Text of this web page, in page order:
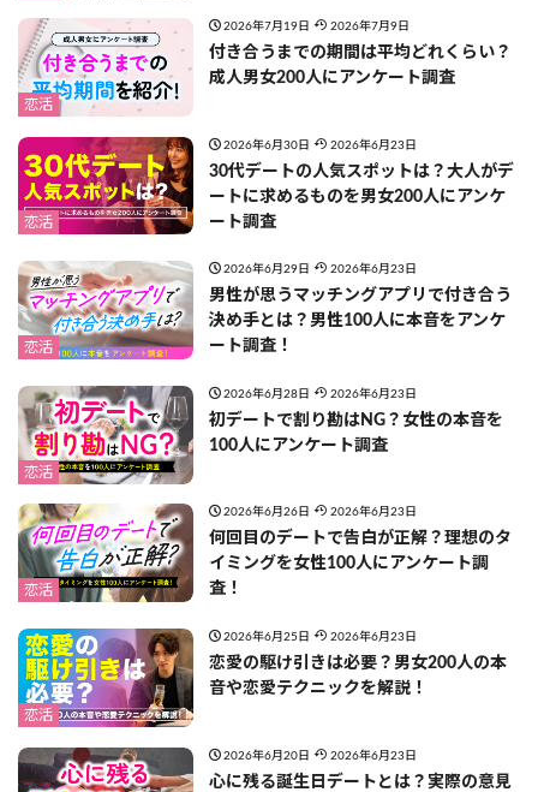
恋活
2026年7月19日 2026年7月9日
付き合うまでの期間は平均どれくらい？
成人男女200人にアンケート調査
恋活
2026年6月30日 2026年6月23日
30代デートの人気スポットは？大人がデ
ートに求めるものを男女200人にアンケ
ート調査
恋活
2026年6月29日 2026年6月23日
男性が思うマッチングアプリで付き合う
決め手とは？男性100人に本音をアンケ
ート調査！
恋活
2026年6月28日 2026年6月23日
初デートで割り勘はNG？女性の本音を
100人にアンケート調査
恋活
2026年6月26日 2026年6月23日
何回目のデートで告白が正解？理想のタ
イミングを女性100人にアンケート調
査！
恋活
2026年6月25日 2026年6月23日
恋愛の駆け引きは必要？男女200人の本
音や恋愛テクニックを解説！
2026年6月20日 2026年6月23日
心に残る誕生日デートとは？実際の意見